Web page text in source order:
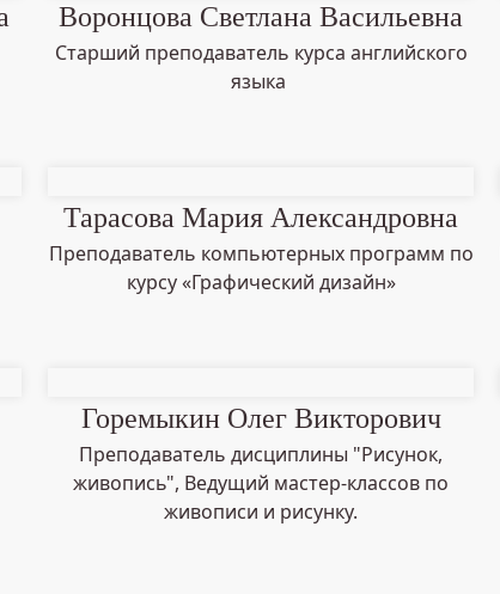
Воронцова Светлана Васильевна
Старший преподаватель курса английского
языка
Тарасова Мария Александровна
Преподаватель компьютерных программ по
курсу «Графический дизайн»
Горемыкин Олег Викторович
Преподаватель дисциплины "Рисунок,
живопись", Ведущий мастер-классов по
живописи и рисунку.